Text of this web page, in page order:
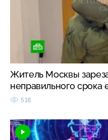
Житель Москвы
неправильного
518